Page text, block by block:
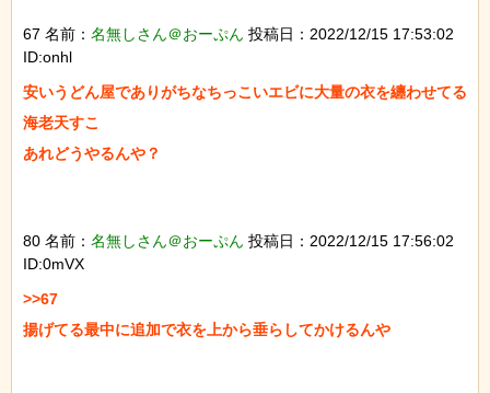
67 名前： 名無しさん＠おーぷん 投稿日：2022/12/15 17:53:02
ID:onhl
安いうどん屋でありがちなちっこいエビに大量の衣を纏わせてる
海老天すこ
あれどうやるんや？
80 名前： 名無しさん＠おーぷん 投稿日：2022/12/15 17:56:02
ID:0mVX
>>67
揚げてる最中に追加で衣を上から垂らしてかけるんや